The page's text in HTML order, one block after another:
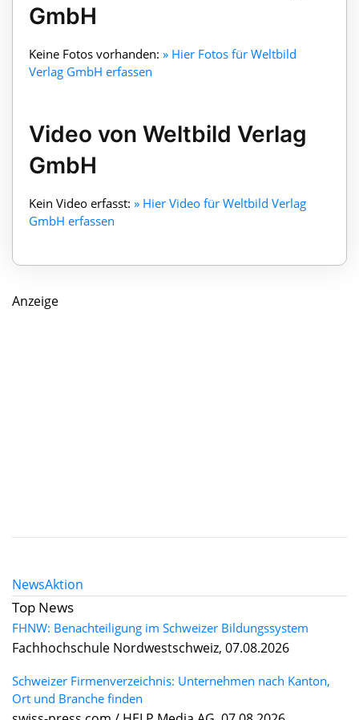
GmbH
Keine Fotos vorhanden: » Hier Fotos für Weltbild
Verlag GmbH erfassen
Video von Weltbild Verlag
GmbH
Kein Video erfasst: » Hier Video für Weltbild Verlag
GmbH erfassen
Anzeige
NewsAktion
Top News
FHNW: Benachteiligung im Schweizer Bildungssystem
Fachhochschule Nordwestschweiz, 07.08.2026
Schweizer Firmenverzeichnis: Unternehmen nach Kanton,
Ort und Branche finden